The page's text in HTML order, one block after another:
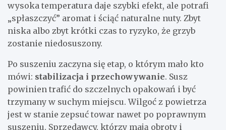
wysoka temperatura daje szybki efekt, ale potrafi
„spłaszczyć” aromat i ściąć naturalne nuty. Zbyt
niska albo zbyt krótki czas to ryzyko, że grzyb
zostanie niedosuszony.
Po suszeniu zaczyna się etap, o którym mało kto
mówi: stabilizacja i przechowywanie. Susz
powinien trafić do szczelnych opakowań i być
trzymany w suchym miejscu. Wilgoć z powietrza
jest w stanie zepsuć towar nawet po poprawnym
suszeniu. Sprzedawcy, którzy mają obroty i